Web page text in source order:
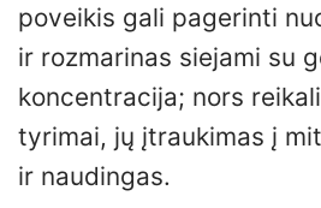
poveikis gali pagerinti
ir rozmarinas siejami su
koncentracija; nors
tyrimai, jų įtraukimas į
ir naudingas.